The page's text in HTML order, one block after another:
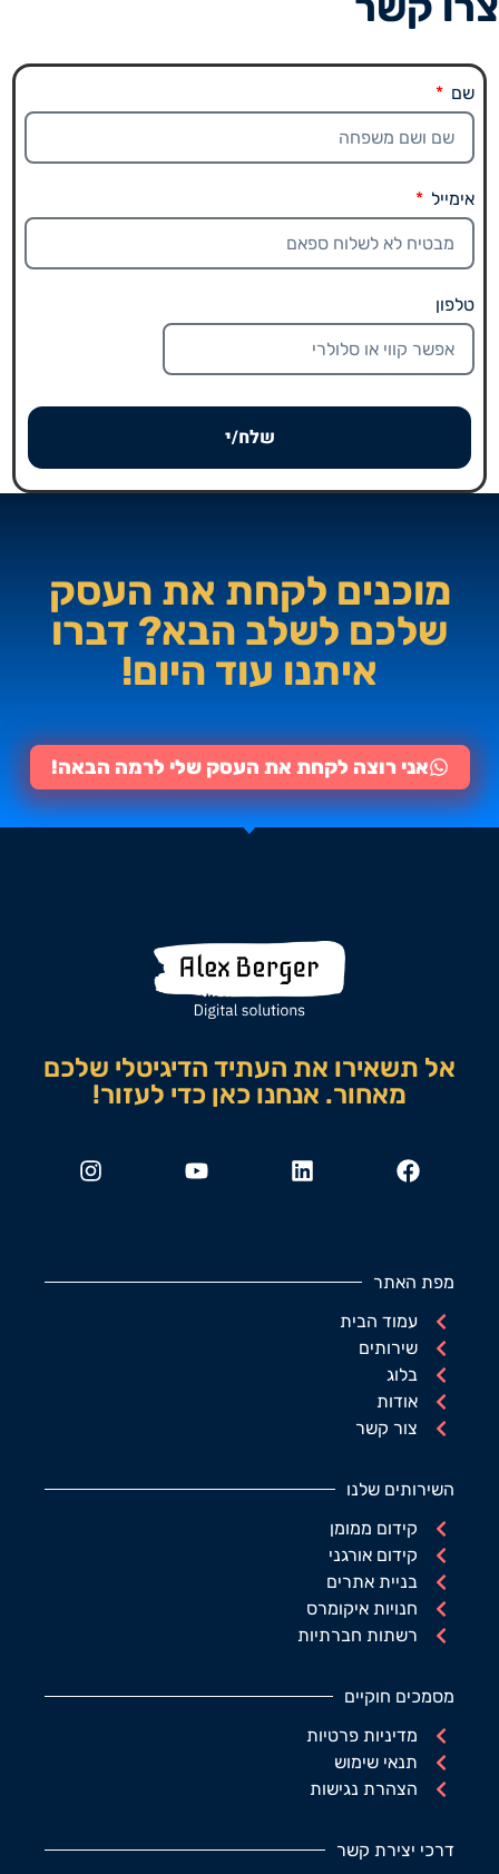
שם
אימייל
טלפון
שלח/י
מוכנים לקחת את העסק
שלכם לשלב הבא? דברו
איתנו עוד היום!
אני רוצה לקחת את העסק שלי לרמה הבאה!
אל תשאירו את העתיד הדיגיטלי שלכם
מאחור. אנחנו כאן כדי לעזור!
מפת האתר
עמוד הבית
שירותים
בלוג
אודות
צור קשר
השירותים שלנו
קידום ממומן
קידום אורגני
בניית אתרים
חנויות איקומרס
רשתות חברתיות
מסמכים חוקיים
מדיניות פרטיות
תנאי שימוש
הצהרת נגישות
דרכי יצירת קשר